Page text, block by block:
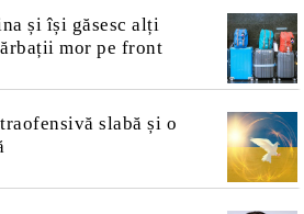
și își găsesc alți
mor pe front
slabă și o